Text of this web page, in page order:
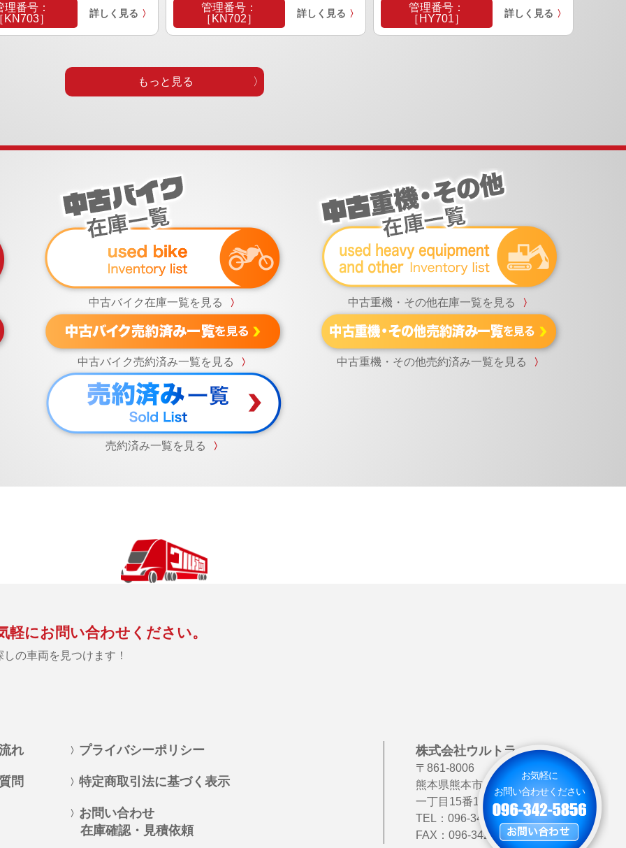
理番号：
KN703］
詳しく見る 〉
管理番号：
［KN702］
詳しく見る 〉
管理番号：
［HY701］
詳しく見る 〉
もっと見る
中古バイク在庫一覧を見る 〉 中古重機・その他在庫一覧を見る 〉
中古バイク売約済み一覧を見る 〉 中古重機・その他売約済み一覧を見る 〉
売約済み一覧を見る 〉
にお問い合わせください。
の車両を見つけます！
れ
問
プライバシーポリシー
特定商取引法に基づく表示
お問い合わせ
在庫確認・見積依頼
株式会社ウルトラック
〒861-8006
熊本県熊本市北区龍田
一丁目15番111号
TEL： 096-342-5856
FAX：096-342-5857
お気軽に
お問い合わせください